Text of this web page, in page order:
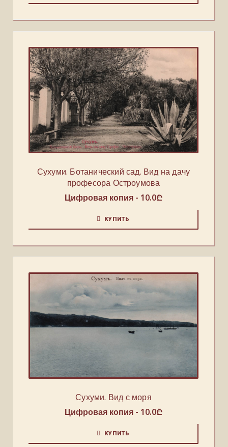
Сухуми. Ботанический сад. Вид на дачу
професора Остроумова
Цифровая копия - 10.0₾
КУПИТЬ
Сухуми. Вид с моря
Цифровая копия - 10.0₾
КУПИТЬ